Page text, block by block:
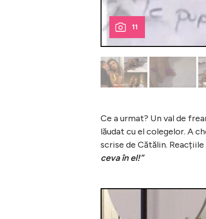
11
Ce a urmat? Un val de
lăudat cu el colegelor. A
scrise de Cătălin. Reacțiile
ceva în el!”